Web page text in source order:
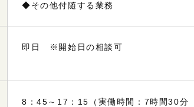
◆その他付随する業務
即日 ※開始日の相談可
8：45～17：15（実働時間：7時間30分